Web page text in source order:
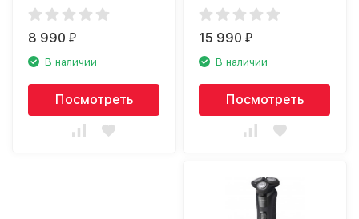
W1500s White
8 990₽
В наличии
Посмотреть
15 990₽
В наличии
Посмотреть